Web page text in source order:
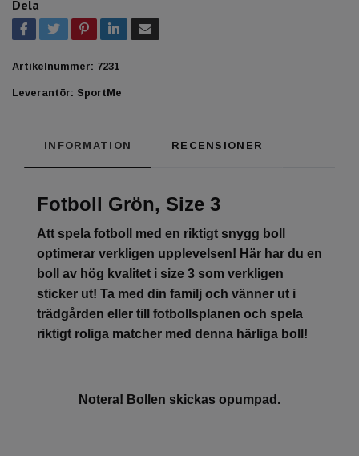
Dela
Artikelnummer: 7231
Leverantör: SportMe
INFORMATION RECENSIONER
Fotboll Grön, Size 3
Att spela fotboll med en riktigt snygg boll
optimerar verkligen upplevelsen! Här har du en
boll av hög kvalitet i size 3 som verkligen
sticker ut! Ta med din familj och vänner ut i
trädgården eller till fotbollsplanen och spela
riktigt roliga matcher med denna härliga boll!
Notera! Bollen skickas opumpad.